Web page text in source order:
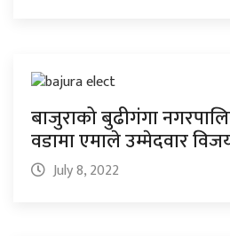
बाजुराको बुढीगंगा
वडामा एमाले उम्मेदवार
July 8, 2022